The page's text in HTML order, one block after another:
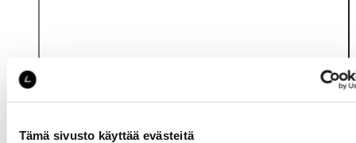
Tämä sivusto käyttää evästeitä